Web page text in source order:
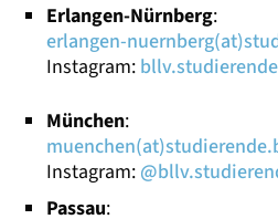
Erlangen-Nürnberg:
erlangen-
Instagram:
München:
Instagram:
Passau: